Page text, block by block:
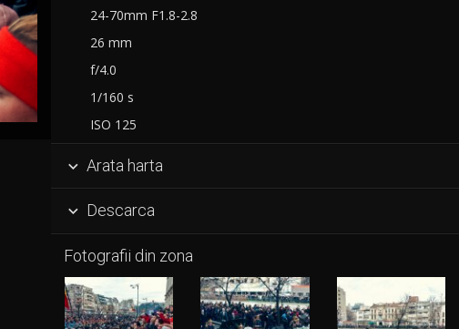
24-70mm F1.8-2.8
26 mm
f/4.0
1/160 s
ISO 125
 Arata harta
 Descarca
Fotografii din zona